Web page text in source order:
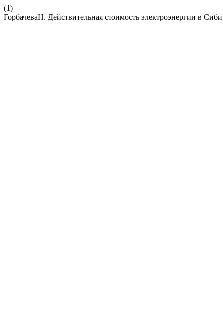
(1)
ГорбачеваН. Действительная стоимость электроэнергии в